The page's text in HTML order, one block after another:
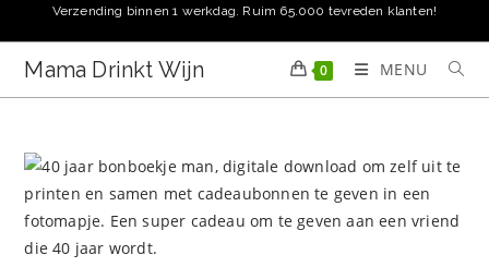
naar
inhoud
Verzending binnen 1 werkdag. Ruim 65.000 tevreden klanten!
Mama Drinkt Wijn 0 MENU